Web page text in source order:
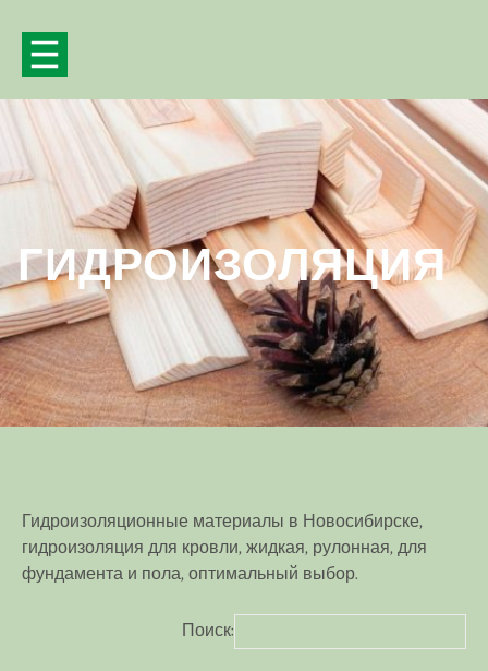
ГИДРОИЗОЛЯЦИЯ
Гидроизоляционные материалы в Новосибирске,
гидроизоляция для кровли, жидкая, рулонная, для
фундамента и пола, оптимальный выбор.
Поиск: